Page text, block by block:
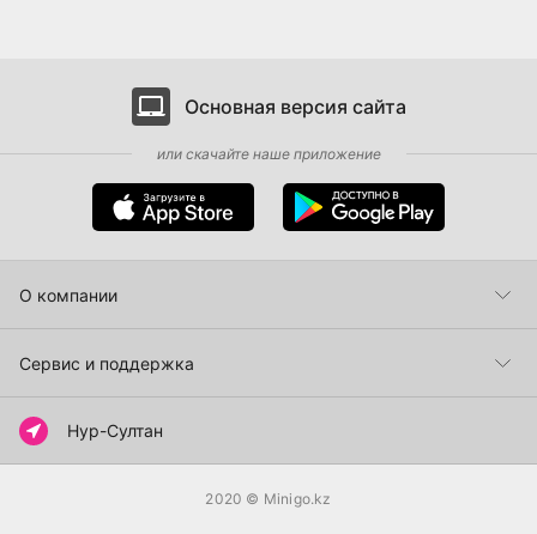
Основная версия сайта
или скачайте наше приложение
О компании
Сервис и поддержка
Как сделать заказ
Способы оплаты
Нур-Султан
2020 © Minigo.kz